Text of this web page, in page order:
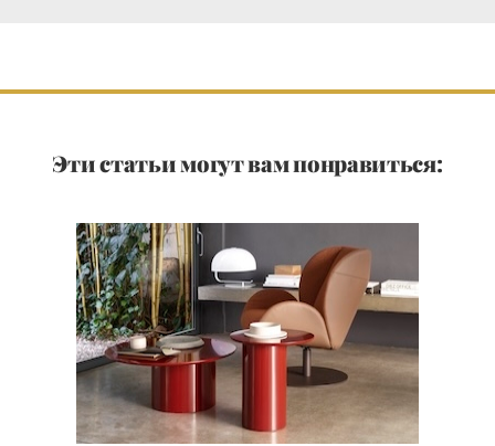
Эти статьи могут вам понравиться: